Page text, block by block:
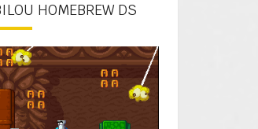
HOMEBREW DS